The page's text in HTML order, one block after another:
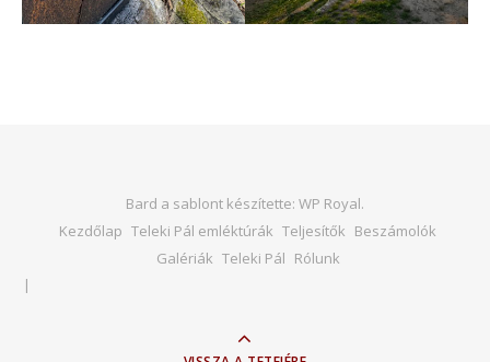
Bard a sablont készítette: WP Royal.
Kezdőlap Teleki Pál emléktúrák Teljesítők Beszámolók
Galériák Teleki Pál Rólunk